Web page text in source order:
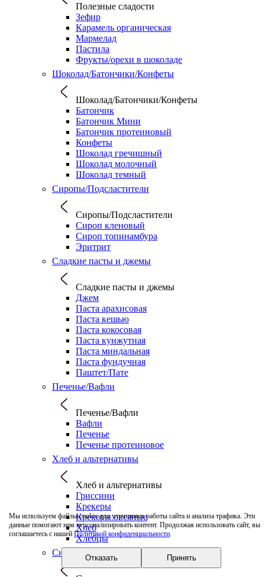
Мы используем файлы cookie для улучшения работы сайта и анализа трафика. Эти
данные помогают нам персонализировать контент. Продолжая использовать сайт, вы
соглашаетесь с нашей Политикой конфиденциальности.
Отказать Принять
Полезные сладости
Зефир
Карамель органическая
Мармелад
Пастила
Фрукты/орехи в шоколаде
Шоколад/Батончики/Конфеты
Шоколад/Батончики/Конфеты
Батончик
Батончик Мини
Батончик протеиновый
Конфеты
Шоколад гречишный
Шоколад молочный
Шоколад темный
Сиропы/Подсластители
Сиропы/Подсластители
Сироп кленовый
Сироп топинамбура
Эритрит
Сладкие пасты и джемы
Сладкие пасты и джемы
Джем
Паста арахисовая
Паста кешью
Паста кокосовая
Паста кунжутная
Паста миндальная
Паста фундучная
Паштет/Пате
Печенье/Вафли
Печенье/Вафли
Вафли
Печенье
Печенье протеиновое
Хлеб и альтернативы
Хлеб и альтернативы
Гриссини
Крекеры
Крекеры овсяные
Хлеб
Хлебцы
Снеки